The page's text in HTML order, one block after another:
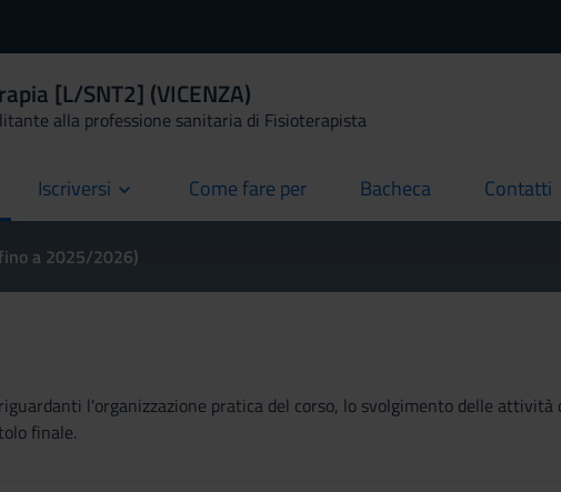
[L/SNT2] (VICENZA)
alla professione sanitaria di Fisioterapista
Iscriversi Come fare per
current Bacheca
current Contatti
current
a 2025/2026)
l'organizzazione pratica del corso, lo svolgimento delle
finale.